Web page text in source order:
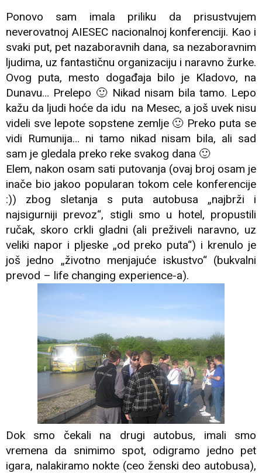
Ponovo sam imala priliku da prisustvujem
neverovatnoj AIESEC nacionalnoj konferenciji. Kao i
svaki put, pet nazaboravnih dana, sa nezaboravnim
ljudima, uz fantastičnu organizaciju i naravno žurke.
Ovog puta, mesto događaja bilo je Kladovo, na
Dunavu… Prelepo 🙂 Nikad nisam bila tamo. Lepo
kažu da ljudi hoće da idu na Mesec, a još uvek nisu
videli sve lepote sopstene zemlje 🙂 Preko puta se
vidi Rumunija… ni tamo nikad nisam bila, ali sad
sam je gledala preko reke svakog dana 🙂
Elem, nakon osam sati putovanja (ovaj broj osam je
inače bio jakoo popularan tokom cele konferencije
:)) zbog sletanja s puta autobusa „najbrži i
najsigurniji prevoz“, stigli smo u hotel, propustili
ručak, skoro crkli gladni (ali preživeli naravno, uz
veliki napor i pljeske „od preko puta“) i krenulo je
još jedno „životno menjajuće iskustvo“ (bukvalni
prevod – life changing experience-a).
Dok smo čekali na drugi autobus, imali smo
vremena da snimimo spot, odigramo jedno pet
igara, nalakiramo nokte (ceo ženski deo autobusa),